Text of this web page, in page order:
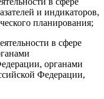
и индикаторов,
планирования;
в сфере
органами
Федерации,